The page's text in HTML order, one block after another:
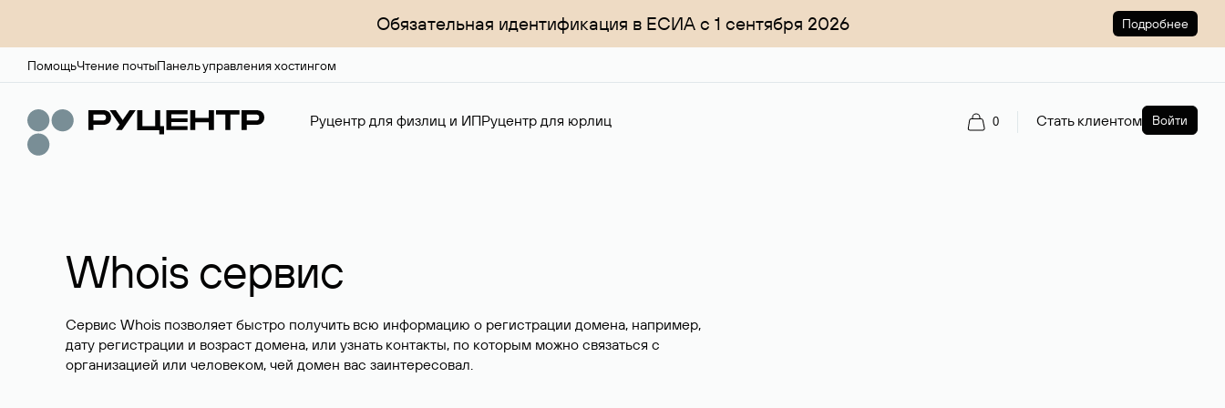
Обязательная идентификация в ЕСИА с 1 сентября 2026 Подробнее
ПомощьЧтение почтыПанель управления хостингом
Руцентр для физлиц и ИПРуцентр для юрлиц 0 Стать клиентом Войти
Whois сервис
Сервис Whois позволяет быстро получить всю информацию о регистрации домена, например,
дату регистрации и возраст домена, или узнать контакты, по которым можно связаться с
организацией или человеком, чей домен вас заинтересовал.